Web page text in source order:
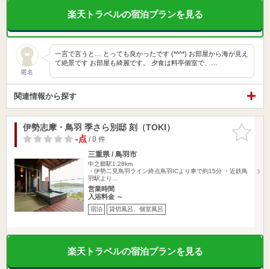
楽天トラベルの宿泊プランを見る
匿名
一言で言うと… とっても良かったです (*^^*) お部屋から海が見え
て絶景です お部屋も綺麗です。 夕食は料亭個室で、…
関連情報から探す
お気に入
りに追加
伊勢志摩・鳥羽 季さら別邸 刻（TOKI）
-点/ 0 件
三重県 / 鳥羽市
中之郷駅1.28km
・伊勢二見鳥羽ライン終点鳥羽ICより車で約15分 ・近鉄鳥
羽駅より…
営業時間
入浴料金 ～
宿泊 貸切風呂、個室風呂
楽天トラベルの宿泊プランを見る